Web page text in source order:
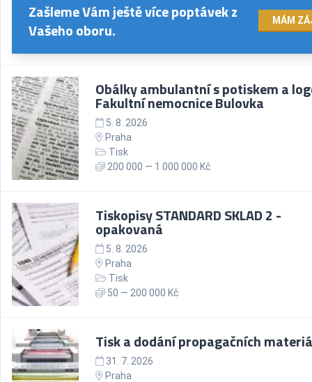
Zašleme Vám ještě více poptávek z
Vašeho oboru.
MÁM
Obálky ambulantní s potiskem a
Fakultní nemocnice Bulovka
5. 8. 2026
Praha
Tisk
200 000 — 1 000 000 Kč
Tiskopisy STANDARD SKLAD 2 -
opakovaná
5. 8. 2026
Praha
Tisk
50 — 200 000 Kč
Tisk a dodání propagačních
31. 7. 2026
Praha